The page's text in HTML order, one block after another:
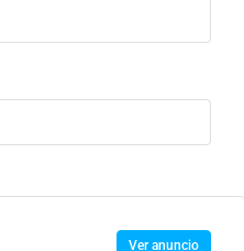
Ver anuncio